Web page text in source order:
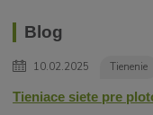
Blog
10.02.2025 Tienenie
Tieniace siete pre